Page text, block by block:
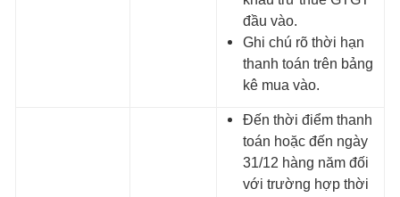
đầu vào.
Ghi chú rõ thời hạn
thanh toán trên bảng
kê mua vào.
Đến thời điểm thanh
toán hoặc đến ngày
31/12 hàng năm đối
với trường hợp thời